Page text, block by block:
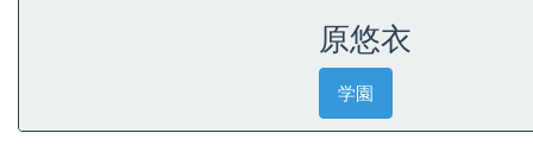
原悠衣
学園